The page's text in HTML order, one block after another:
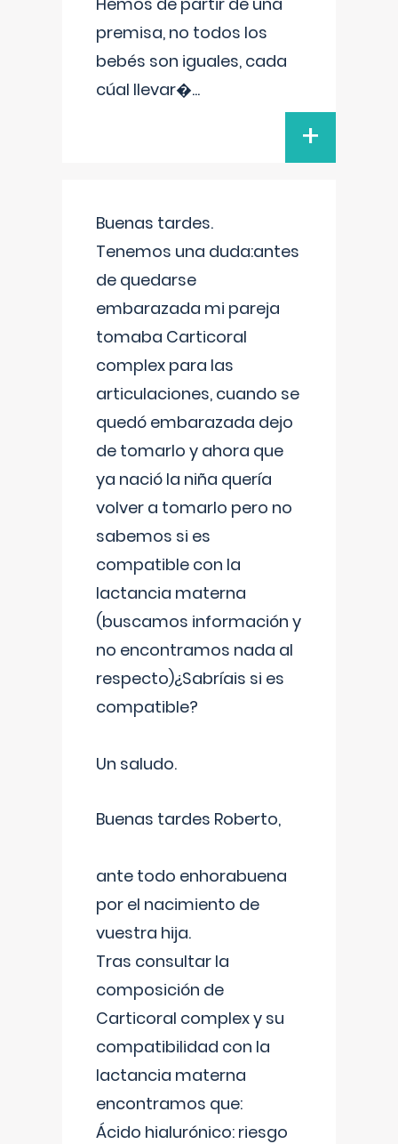
premisa, no todos los
bebés son iguales, cada
cúal llevar�...
+
Buenas tardes.
Tenemos una duda:antes
de quedarse
embarazada mi pareja
tomaba Carticoral
complex para las
articulaciones, cuando se
quedó embarazada dejo
de tomarlo y ahora que
ya nació la niña quería
volver a tomarlo pero no
sabemos si es
compatible con la
lactancia materna
(buscamos información y
no encontramos nada al
respecto)¿Sabríais si es
compatible?
Un saludo.
Buenas tardes Roberto,
ante todo enhorabuena
por el nacimiento de
vuestra hija.
Tras consultar la
composición de
Carticoral complex y su
compatibilidad con la
lactancia materna
encontramos que:
Ácido hialurónico: riesgo